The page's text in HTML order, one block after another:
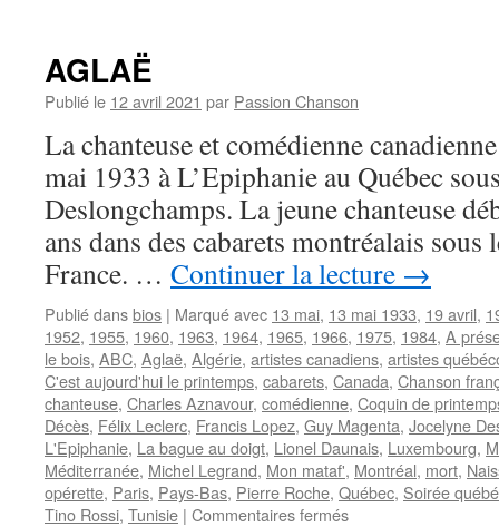
AGLAË
Publié le 12 avril 2021 par Passion Chanson
La chanteuse et comédienne
mai 1933 à L’Epiphanie au Québec
Deslongchamps. La jeune chanteuse
ans dans des cabarets montréalais sous
France. … Continuer la lecture →
Publié dansbios | Marqué avec 13 mai, 13 mai 1933, 19 avril,
1952, 1955, 1960, 1963, 1964, 1965, 1966, 1975, 1984, A
le bois, ABC, Aglaë, Algérie, artistes canadiens, artistes
C'est aujourd'hui le printemps, cabarets, Canada, Chanson
chanteuse, Charles Aznavour, comédienne, Coquin de
Décès, Félix Leclerc, Francis Lopez, Guy Magenta, Jocelyne
L'Epiphanie, La bague au doigt, Lionel Daunais, Luxembourg,
Méditerranée, Michel Legrand, Mon mataf', Montréal, mort,
opérette, Paris, Pays-Bas, Pierre Roche, Québec, Soirée
Tino Rossi, Tunisie | Commentaires ferméssur